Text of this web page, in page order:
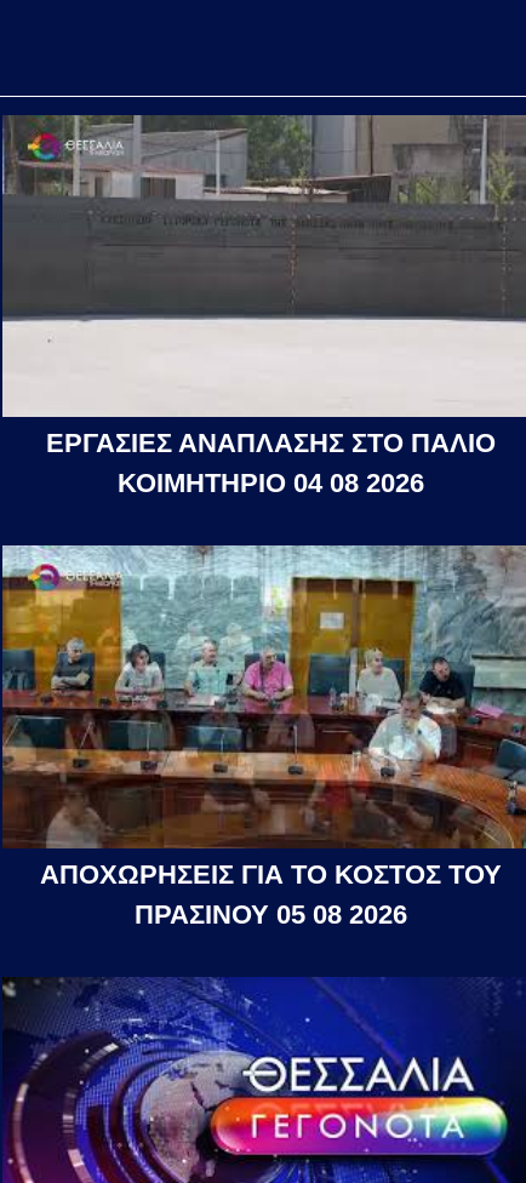
ΕΡΓΑΣΙΕΣ ΑΝΑΠΛΑΣΗΣ ΣΤΟ ΠΑΛΙΟ
ΚΟΙΜΗΤΗΡΙΟ 04 08 2026
ΑΠΟΧΩΡΗΣΕΙΣ ΓΙΑ ΤΟ ΚΟΣΤΟΣ ΤΟΥ
ΠΡΑΣΙΝΟΥ 05 08 2026